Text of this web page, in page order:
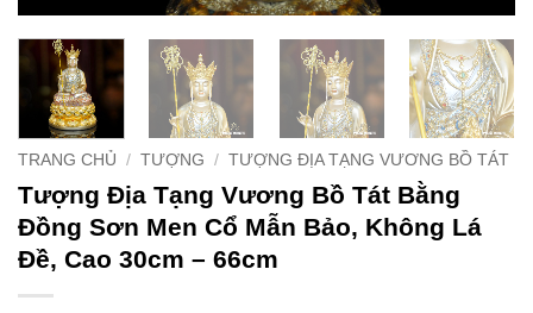
TRANG CHỦ / TƯỢNG / TƯỢNG ĐỊA TẠNG VƯƠNG BỒ TÁT
Tượng Địa Tạng Vương Bồ Tát Bằng
Đồng Sơn Men Cổ Mẫn Bảo, Không Lá
Đề, Cao 30cm – 66cm